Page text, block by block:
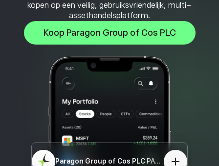
kopen op een veilig, gebruiksvriendelijk, multi-
assethandelsplatform.
Koop Paragon Group of Cos PLC
Paragon Group of Cos PLC PAG.L